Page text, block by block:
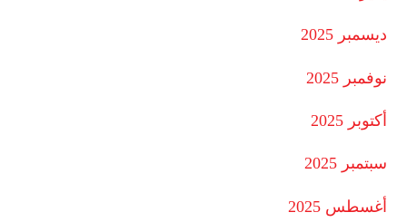
ديسمبر 2025
نوفمبر 2025
أكتوبر 2025
سبتمبر 2025
أغسطس 2025